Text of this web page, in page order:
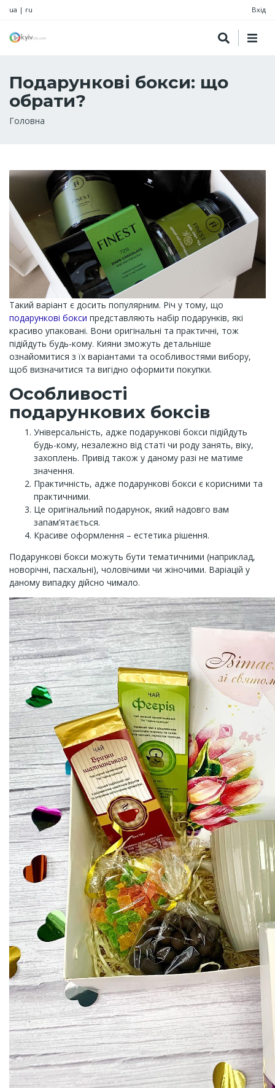
ua | ru Вхід
Подарункові бокси: що
обрати?
Рядок
Головна
Такий варіант є досить популярним. Річ у тому, що
подарункові бокси представляють набір подарунків, які
красиво упаковані. Вони оригінальні та практичні, тож
підійдуть будь-кому. Кияни зможуть детальніше
ознайомитися з їх варіантами та особливостями вибору,
щоб визначитися та вигідно оформити покупки.
Особливості
подарункових боксів
Універсальність, адже подарункові бокси підійдуть
будь-кому, незалежно від статі чи роду занять, віку,
захоплень. Привід також у даному разі не матиме
значення.
Практичність, адже подарункові бокси є корисними та
практичними.
Це оригінальний подарунок, який надовго вам
запам’ятається.
Красиве оформлення – естетика рішення.
Подарункові бокси можуть бути тематичними (наприклад,
новорічні, пасхальні), чоловічими чи жіночими. Варіацій у
даному випадку дійсно чимало.